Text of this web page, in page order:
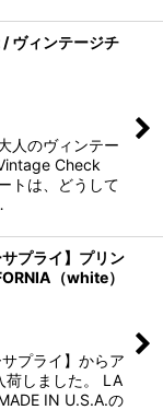
ヴィンテージチ
人のヴィンテー
Check
トは、どうして
サプライ】プリン
（white）
プライ】からア
荷しました。 LA
IN U.S.A.の